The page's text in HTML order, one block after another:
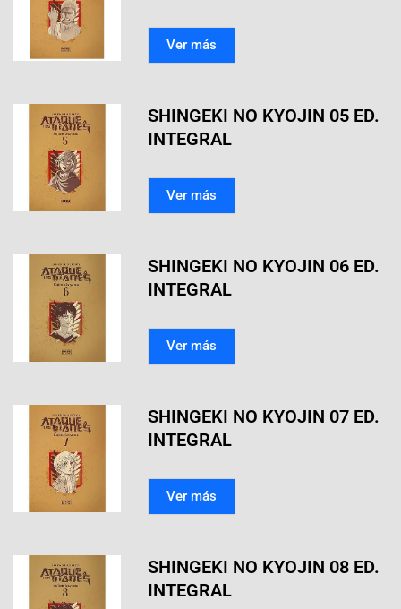
Ver más
SHINGEKI NO KYOJIN 05 ED.
INTEGRAL
Ver más
SHINGEKI NO KYOJIN 06 ED.
INTEGRAL
Ver más
SHINGEKI NO KYOJIN 07 ED.
INTEGRAL
Ver más
SHINGEKI NO KYOJIN 08 ED.
INTEGRAL